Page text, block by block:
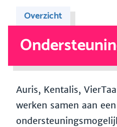
Overzicht
Auris, Kentalis,
werken samen aan